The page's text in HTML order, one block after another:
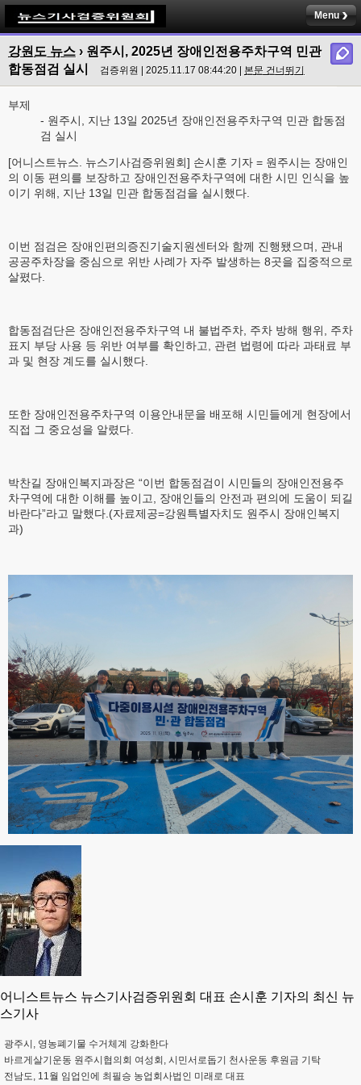
Menu
강원도 뉴스 › 원주시, 2025년 장애인전용주차구역 민관
합동점검 실시
검증위원 | 2025.11.17 08:44:20 | 본문 건너뛰기
부제
- 원주시, 지난 13일 2025년 장애인전용주차구역 민관 합동점
검 실시
[어니스트뉴스. 뉴스기사검증위원회] 손시훈 기자 = 원주시는 장애인
의 이동 편의를 보장하고 장애인전용주차구역에 대한 시민 인식을 높
이기 위해, 지난 13일 민관 합동점검을 실시했다.
이번 점검은 장애인편의증진기술지원센터와 함께 진행됐으며, 관내
공공주차장을 중심으로 위반 사례가 자주 발생하는 8곳을 집중적으로
살폈다.
합동점검단은 장애인전용주차구역 내 불법주차, 주차 방해 행위, 주차
표지 부당 사용 등 위반 여부를 확인하고, 관련 법령에 따라 과태료 부
과 및 현장 계도를 실시했다.
또한 장애인전용주차구역 이용안내문을 배포해 시민들에게 현장에서
직접 그 중요성을 알렸다.
박찬길 장애인복지과장은 “이번 합동점검이 시민들의 장애인전용주
차구역에 대한 이해를 높이고, 장애인들의 안전과 편의에 도움이 되길
바란다”라고 말했다.(자료제공=강원특별자치도 원주시 장애인복지
과)
어니스트뉴스 뉴스기사검증위원회 대표 손시훈 기자의 최신 뉴
스기사
광주시, 영농폐기물 수거체계 강화한다
바르게살기운동 원주시협의회 여성회, 시민서로돕기 천사운동 후원금 기탁
전남도, 11월 임업인에 최필승 농업회사법인 미래로 대표